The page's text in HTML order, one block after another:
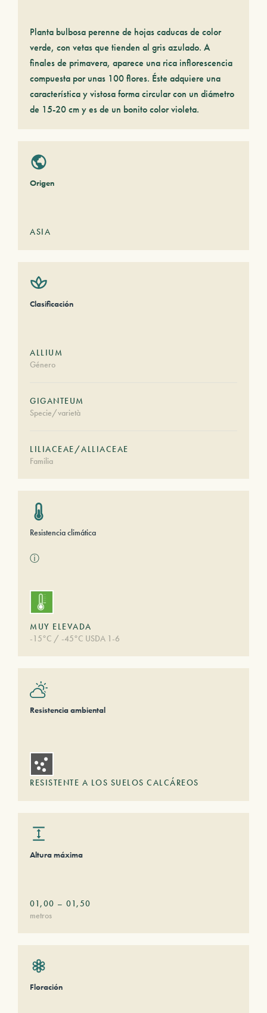
Planta bulbosa perenne de hojas caducas de color
verde, con vetas que tienden al gris azulado. A
finales de primavera, aparece una rica inflorescencia
compuesta por unas 100 flores. Éste adquiere una
característica y vistosa forma circular con un diámetro
de 15-20 cm y es de un bonito color violeta.
Origen
ASIA
Clasificación
ALLIUM
Género
GIGANTEUM
Specie/varietà
LILIACEAE/ALLIACEAE
Familia
Resistencia climática
ⓘ
MUY ELEVADA
-15°C / -45°C USDA 1-6
Resistencia ambiental
RESISTENTE A LOS SUELOS CALCÁREOS
Altura máxima
01,00 – 01,50
metros
Floración